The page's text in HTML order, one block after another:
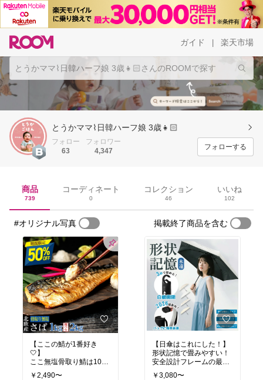
ガイド 楽天市場
とうかママ⌇日韓ハーフ娘 3歳👧🏻
フォロー
63
フォロワー
4,347
フォローする
商品
739
コーディネート
0
コレクション
46
いいね
102
#オリジナル写真 掲載終了商品を含む
【ここの鯖が1番好き
🤍】
ここ無塩骨取り鯖は10回
程リピしてる🤣
￥2,490〜
【日傘はこれにした！】
形状記憶で畳みやすい！
安全設計フレームの最新
作もおすすめー🌸
￥3,080〜